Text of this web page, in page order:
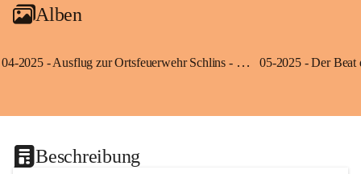
Alben
04-2025 - Ausflug zur Ortsfeuerwehr Schlins - Klassen 3a und 3b
Beschreibung